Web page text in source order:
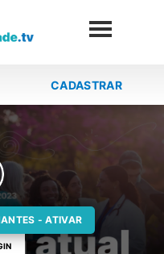
CADASTRAR
- ATIVAR